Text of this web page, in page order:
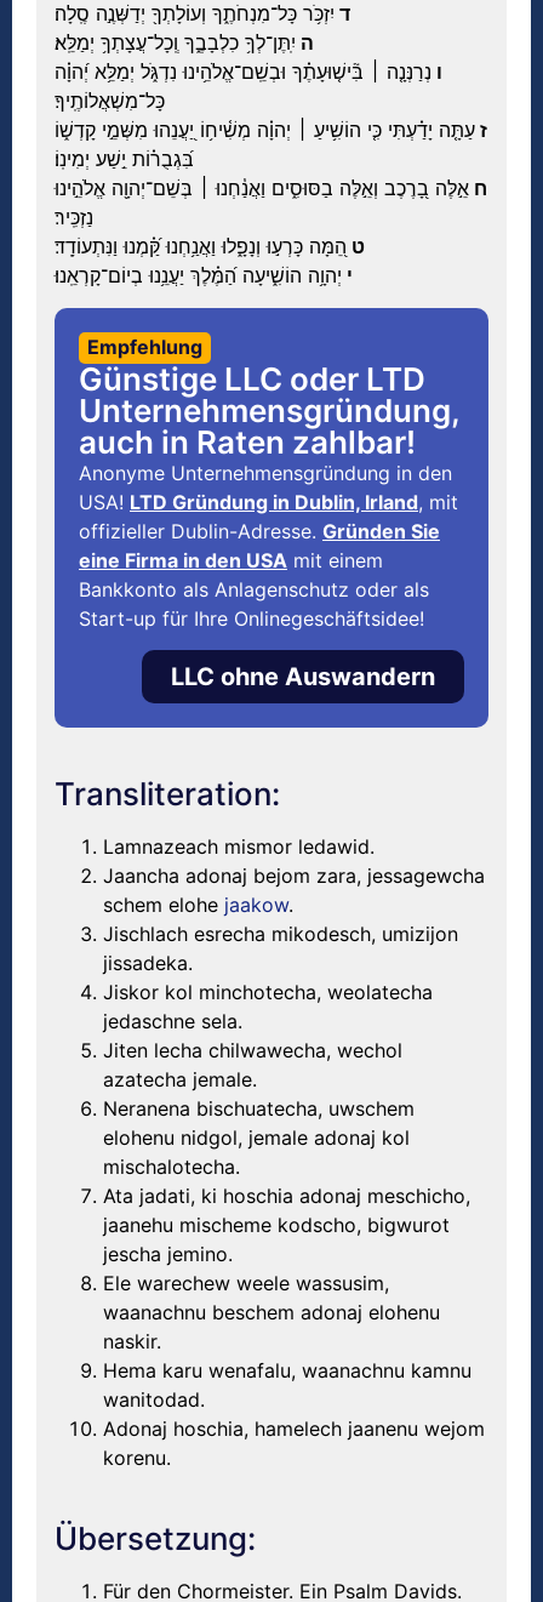
ד יִזְכֹּ֥ר כָּל־מִנְחֹתֶ֑ךָ וְעוֹלָתְךָ֖ יְדַשְּׁנֶ֣ה סֶֽלָה׃
ה יִֽתֶּן־לְךָ֥ כִלְבָבֶ֑ךָ וְֽכָל־עֲצָתְךָ֥ יְמַלֵּֽא׃
ו נְרַנְּנָ֤ה ׀ בִּ֘ישׁ֤וּעָתֶ֗ךָ וּבְשֵֽׁם־אֱלֹהֵ֥ינוּ נִדְגֹּ֑ל יְמַלֵּ֥א יְ֝הוָ֗ה
כָּל־מִשְׁאֲלוֹתֶֽיךָ׃
ז עַתָּ֤ה יָדַ֗עְתִּי כִּ֤י הוֹשִׁ֥יעַ ׀ יְהוָ֗ה מְשִׁ֫יח֥וֹ יַ֭עֲנֵהוּ מִשְּׁמֵ֣י קָדְשׁ֑וֹ
בִּ֝גְבֻר֗וֹת יֵ֣שַׁע יְמִינֽוֹ׃
ח אֵ֣לֶּה בָ֭רֶכֶב וְאֵ֣לֶּה בַסּוּסִ֑ים וַאֲנַ֓חְנוּ ׀ בְּשֵׁם־יְהוָ֖ה אֱלֹהֵ֣ינוּ
נַזְכִּֽיר׃
ט הֵ֭מָּה כָּרְע֣וּ וְנָפָ֑לוּ וַאֲנַ֥חְנוּ קַּ֝֗מְנוּ וַנִּתְעוֹדָֽד׃
י יְהוָ֥ה הוֹשִׁ֑יעָה הַ֝מֶּ֗לֶךְ יַעֲנֵ֥נוּ בְיוֹם־קָרְאֵֽנוּ׃
Empfehlung
Günstige LLC oder LTD
Unternehmensgründung,
auch in Raten zahlbar!
Anonyme Unternehmensgründung in den
USA! LTD Gründung in Dublin, Irland, mit
offizieller Dublin-Adresse. Gründen Sie
eine Firma in den USA mit einem
Bankkonto als Anlagenschutz oder als
Start-up für Ihre Onlinegeschäftsidee!
LLC ohne Auswandern
Transliteration:
Lamnazeach mismor ledawid.
Jaancha adonaj bejom zara, jessagewcha
schem elohe jaakow.
Jischlach esrecha mikodesch, umizijon
jissadeka.
Jiskor kol minchotecha, weolatecha
jedaschne sela.
Jiten lecha chilwawecha, wechol
azatecha jemale.
Neranena bischuatecha, uwschem
elohenu nidgol, jemale adonaj kol
mischalotecha.
Ata jadati, ki hoschia adonaj meschicho,
jaanehu mischeme kodscho, bigwurot
jescha jemino.
Ele warechew weele wassusim,
waanachnu beschem adonaj elohenu
naskir.
Hema karu wenafalu, waanachnu kamnu
wanitodad.
Adonaj hoschia, hamelech jaanenu wejom
korenu.
Übersetzung:
Für den Chormeister. Ein Psalm Davids.